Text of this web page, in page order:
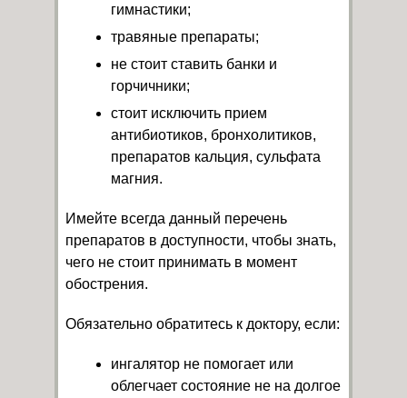
гимнастики;
травяные препараты;
не стоит ставить банки и
горчичники;
стоит исключить прием
антибиотиков, бронхолитиков,
препаратов кальция, сульфата
магния.
Имейте всегда данный перечень
препаратов в доступности, чтобы знать,
чего не стоит принимать в момент
обострения.
Обязательно обратитесь к доктору, если:
ингалятор не помогает или
облегчает состояние не на долгое